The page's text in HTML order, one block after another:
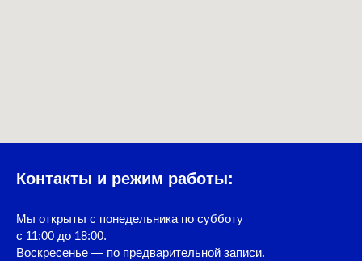
Контакты и режим работы:
Мы открыты с понедельника по субботу
с 11:00 до 18:00.
Воскресенье — по предварительной записи.